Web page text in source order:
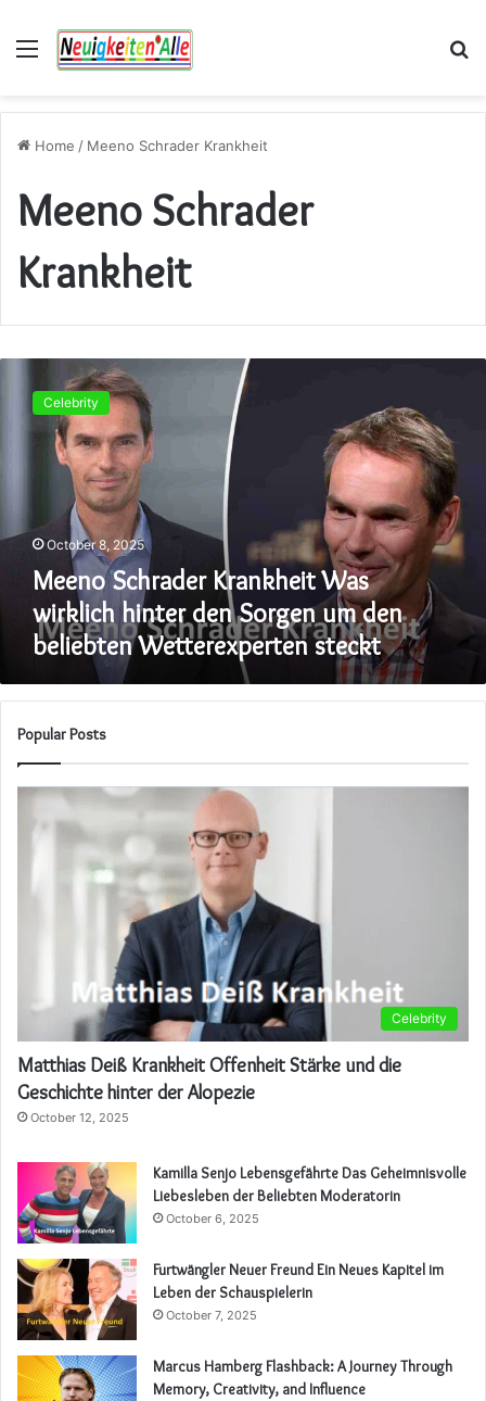
Menu
Home / Meeno Schrader Krankheit
Meeno Schrader
Krankheit
Schrader
Krankheit
Sorgen
Wetterexperten
steckt
Celebrity
October 8, 2025
Meeno Schrader Krankheit Was
wirklich hinter den Sorgen um den
beliebten Wetterexperten steckt
Popular Posts
Celebrity
Matthias Deiß Krankheit Offenheit Stärke und die
Geschichte hinter der Alopezie
October 12, 2025
Kamilla Senjo Lebensgefährte Das Geheimnisvolle
Liebesleben der Beliebten Moderatorin
October 6, 2025
Furtwängler Neuer Freund Ein Neues Kapitel im
Leben der Schauspielerin
October 7, 2025
Marcus Hamberg Flashback: A Journey Through
Memory, Creativity, and Influence